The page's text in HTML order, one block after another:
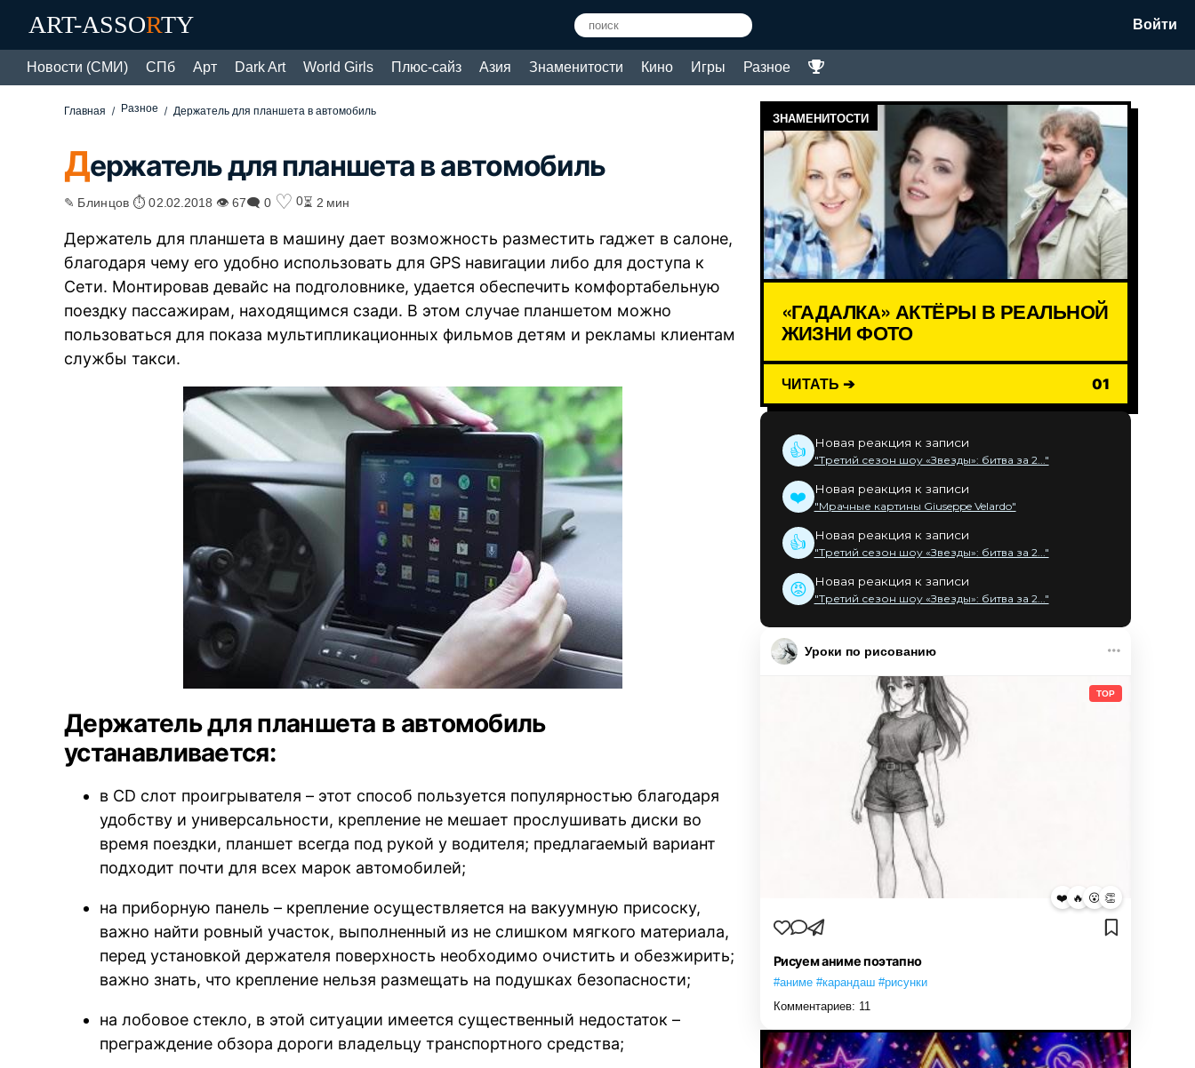
ART-ASSORTY Войти
Новости (СМИ) СПб Арт Dark Art World Girls Плюс-сайз Азия Знаменитости Кино Игры Разное
Главная Разное Держатель для планшета в автомобиль
Держатель для планшета в автомобиль
✎ Блинцов ⏱ 02.02.2018 👁 67🗨 0 ♡ 0⏳ 2 мин
Держатель для планшета в машину дает возможность разместить гаджет в салоне,
благодаря чему его удобно использовать для GPS навигации либо для доступа к
Сети. Монтировав девайс на подголовнике, удается обеспечить комфортабельную
поездку пассажирам, находящимся сзади. В этом случае планшетом можно
пользоваться для показа мультипликационных фильмов детям и рекламы клиентам
службы такси.
Держатель для планшета в автомобиль
устанавливается:
в CD слот проигрывателя – этот способ пользуется популярностью благодаря
удобству и универсальности, крепление не мешает прослушивать диски во
время поездки, планшет всегда под рукой у водителя; предлагаемый вариант
подходит почти для всех марок автомобилей;
на приборную панель – крепление осуществляется на вакуумную присоску,
важно найти ровный участок, выполненный из не слишком мягкого материала,
перед установкой держателя поверхность необходимо очистить и обезжирить;
важно знать, что крепление нельзя размещать на подушках безопасности;
на лобовое стекло, в этой ситуации имеется существенный недостаток –
преграждение обзора дороги владельцу транспортного средства;
ЗНАМЕНИТОСТИ
«ГАДАЛКА» АКТЁРЫ В РЕАЛЬНОЙ
ЖИЗНИ ФОТО
ЧИТАТЬ ➔ 01
👍 Новая реакция к записи
"Третий сезон шоу «Звезды»: битва за 2..."
❤️ Новая реакция к записи
"Мрачные картины Giuseppe Velardo"
👍 Новая реакция к записи
"Третий сезон шоу «Звезды»: битва за 2..."
😡 Новая реакция к записи
"Третий сезон шоу «Звезды»: битва за 2..."
Уроки по рисованию
TOP
❤️ 🔥 😮 👏
Рисуем аниме поэтапно
#аниме #карандаш #рисунки
Комментариев: 11